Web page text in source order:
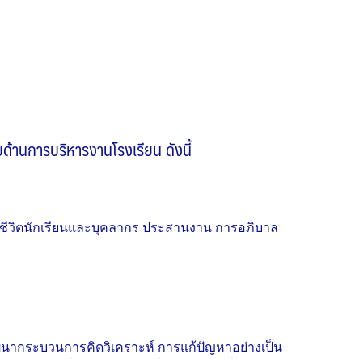
านการบริหารงานโรงเรียน ดังนี้
ตนักเรียนและบุคลากร ประสานงาน การอภิบาล
กระบวนการคิดวิเคราะห์ การแก้ปัญหาอย่างเป็น